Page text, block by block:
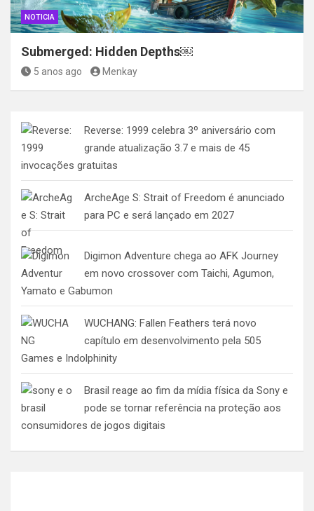
NOTICIA
Submerged: Hidden Depths￼
5 anos ago Menkay
Reverse: 1999 celebra 3º aniversário com
grande atualização 3.7 e mais de 45
invocações gratuitas
ArcheAge S: Strait of Freedom é anunciado
para PC e será lançado em 2027
Digimon Adventure chega ao AFK Journey
em novo crossover com Taichi, Agumon,
Yamato e Gabumon
WUCHANG: Fallen Feathers terá novo
capítulo em desenvolvimento pela 505
Games e Indolphinity
Brasil reage ao fim da mídia física da Sony e
pode se tornar referência na proteção aos
consumidores de jogos digitais